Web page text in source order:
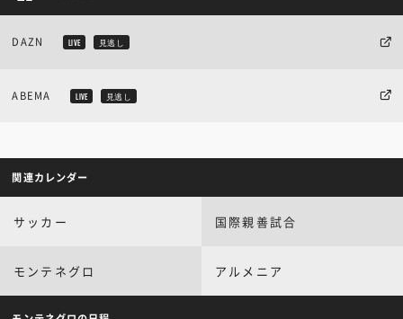
DAZN LIVE 見逃し
ABEMA LIVE 見逃し
関連カレンダー
サッカー 国際親善試合
モンテネグロ アルメニア